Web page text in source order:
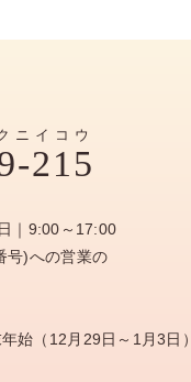
215
ニイコウ
｜9:00～17:00
号)への営業の
始（12月29日～1月3日）